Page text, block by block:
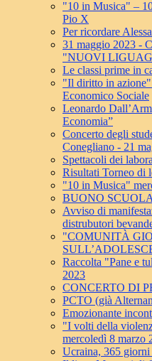
"10 in Musica" –
Pio X
Per ricordare
31 maggio 2023 -
"NUOVI
Le classi prime in
"Il diritto in
Economico Sociale
Leonardo
Economia”
Concerto degli
Conegliano - 21
Spettacoli dei
Risultati Torneo di
"10 in Musica"
BUONO
Avviso di
distrubutori
"COMUNITÀ
Raccolta "Pane e
2023
CONCERTO DI
PCTO (già
Emozionante
"I volti della
mercoledì 8 marzo
Ucraina, 365 giorni